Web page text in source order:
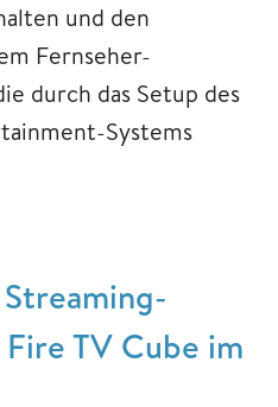
und den
Fernseher-
durch das Setup des
Systems
TV Cube im